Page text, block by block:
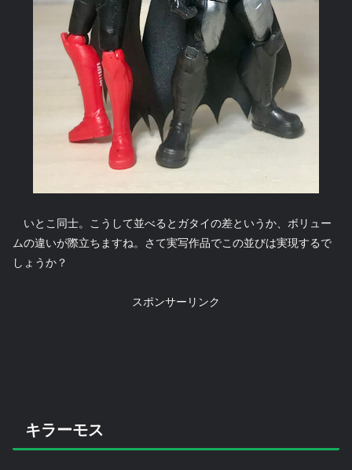
いとこ同士。こうして並べるとガタイの差というか、ボリュー
ムの違いが際立ちますね。さて実写作品でこの並びは実現するで
しょうか？
スポンサーリンク
キラーモス